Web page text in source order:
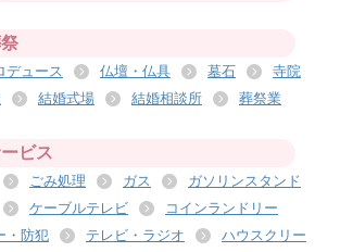
デュース 仏壇・仏具 墓石
寺院
結婚式場 結婚相談所
葬祭業
ビス
ごみ処理 ガス
ガソリンスタンド
ケーブルテレビ
コインランドリー
・防犯
テレビ・ラジオ
ハウスクリー